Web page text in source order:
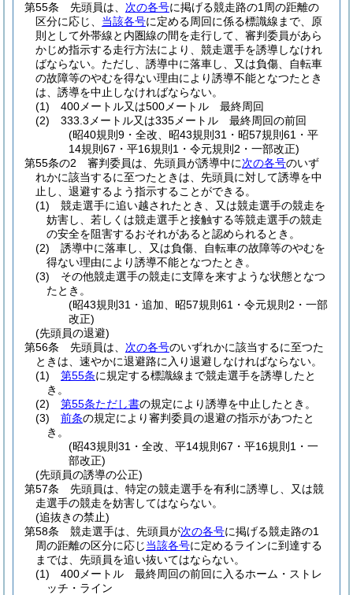
第55条
先頭員は、 次の各号に掲げる競走路の1周の距離の
区分に応じ、 当該各号に定める周回に係る標識線まで、原
則として外帯線と内圏線の間を走行して、審判委員があら
かじめ指示する走行方法により、競走選手を誘導しなけれ
ばならない。 ただし、誘導中に落車し、又は負傷、自転車
の故障等のやむを得ない理由により誘導不能となつたとき
は、誘導を中止しなければならない。
(1)
400メートル又は500メートル 最終周回
(2)
333.3メートル又は335メートル 最終周回の前回
(昭40規則9・全改、昭43規則31・昭57規則61・平
14規則67・平16規則1・令元規則2・一部改正)
第55条の2
審判委員は、先頭員が誘導中に次の各号のいず
れかに該当するに至つたときは、先頭員に対して誘導を中
止し、退避するよう指示することができる。
(1)
競走選手に追い越されたとき、又は競走選手の競走を
妨害し、若しくは競走選手と接触する等競走選手の競走
の安全を阻害するおそれがあると認められるとき。
(2)
誘導中に落車し、又は負傷、自転車の故障等のやむを
得ない理由により誘導不能となつたとき。
(3)
その他競走選手の競走に支障を来すような状態となつ
たとき。
(昭43規則31・追加、昭57規則61・令元規則2・一部
改正)
(先頭員の退避)
第56条
先頭員は、 次の各号のいずれかに該当するに至つた
ときは、速やかに退避路に入り退避しなければならない。
(1)
第55条に規定する標識線まで競走選手を誘導したと
き。
(2)
第55条ただし書の規定により誘導を中止したとき。
(3)
前条の規定により審判委員の退避の指示があつたと
き。
(昭43規則31・全改、平14規則67・平16規則1・一
部改正)
(先頭員の誘導の公正)
第57条
先頭員は、特定の競走選手を有利に誘導し、又は競
走選手の競走を妨害してはならない。
(追抜きの禁止)
第58条
競走選手は、先頭員が次の各号に掲げる競走路の1
周の距離の区分に応じ当該各号に定めるラインに到達する
までは、先頭員を追い抜いてはならない。
(1)
400メートル 最終周回の前回に入るホーム・ストレ
ッチ・ライン